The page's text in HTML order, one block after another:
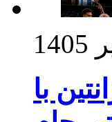
دیدار آرژانتین با